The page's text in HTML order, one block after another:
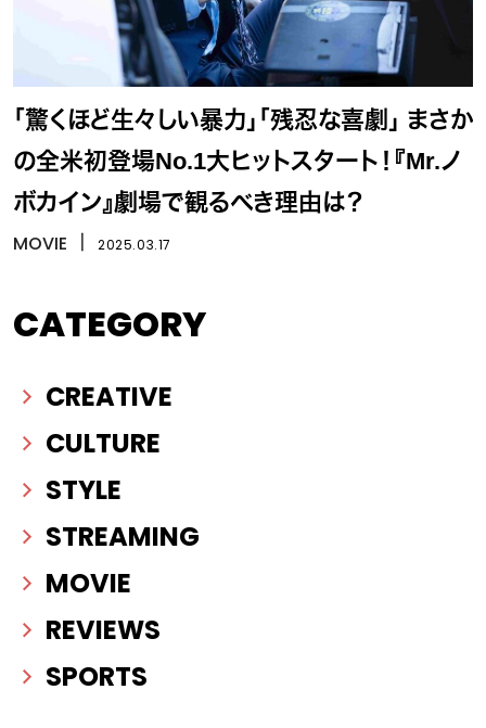
「驚くほど生々しい暴力」「残忍な喜劇」 まさか
の全米初登場No.1大ヒットスタート！『Mr.ノ
ボカイン』劇場で観るべき理由は？
MOVIE 2025.03.17
CATEGORY
CREATIVE
CULTURE
STYLE
STREAMING
MOVIE
REVIEWS
SPORTS